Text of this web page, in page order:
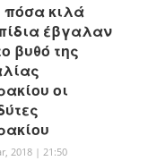
πόσα κιλά
έβγαλαν
βυθό της
οι
2018 | 21:50